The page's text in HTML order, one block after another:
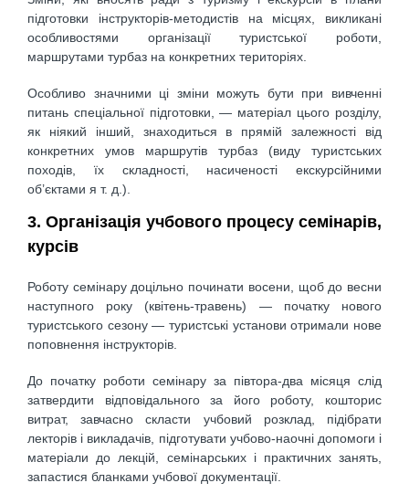
підготовки інструкторів-методистів на місцях, викликані
особливостями організації туристської роботи,
маршрутами турбаз на конкретних територіях.
Особливо значними ці зміни можуть бути при вивченні
питань спеціальної підготовки, — матеріал цього розділу,
як ніякий інший, знаходиться в прямій залежності від
конкретних умов маршрутів турбаз (виду туристських
походів, їх складності, насиченості екскурсійними
об’єктами я т. д.).
3. Організація учбового процесу семінарів,
курсів
Роботу семінару доцільно починати восени, щоб до весни
наступного року (квітень-травень) — початку нового
туристського сезону — туристські установи отримали нове
поповнення інструкторів.
До початку роботи семінару за півтора-два місяця слід
затвердити відповідального за його роботу, кошторис
витрат, завчасно скласти учбовий розклад, підібрати
лекторів і викладачів, підготувати учбово-наочні допомоги і
матеріали до лекцій, семінарських і практичних занять,
запастися бланками учбової документації.